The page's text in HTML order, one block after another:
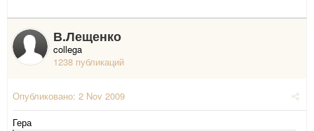
В.Лещенко
collega
1238 публикаций
Опубликовано: 2 Nov 2009
Гера